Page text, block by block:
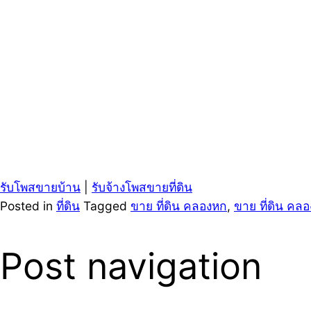
รับโพสขายบ้าน
รับจ้างโพสขายที่ดิน
Posted in ที่ดิน Tagged ขาย ที่ดิน คลองหก, ขาย ที่ดิน คลอ
Post navigation